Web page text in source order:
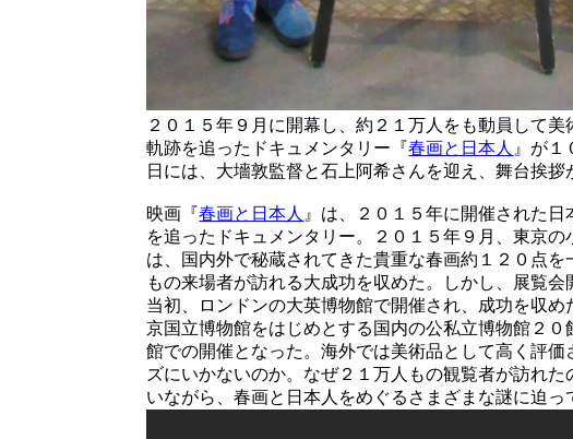
２０１５年９月に開幕し、約２１万人をも動員して
軌跡を追ったドキュメンタリー『春画と日本人 』が１
日には、大墻敦監督と石上阿希さんを迎え、舞台挨拶
映画『春画と日本人 』は、２０１５年に開催された
を追ったドキュメンタリー。２０１５年９月、東京
は、国内外で秘蔵されてきた貴重な春画約１２０点
もの来場者が訪れる大成功を収めた。しかし、展覧
当初、ロンドンの大英博物館で開催され、成功を収
京国立博物館をはじめとする国内の公私立博物館２
館での開催となった。海外では美術品として高く評
ズにいかないのか。なぜ２１万人もの観覧者が訪れ
いながら、春画と日本人をめぐるさまざまな謎に迫っ